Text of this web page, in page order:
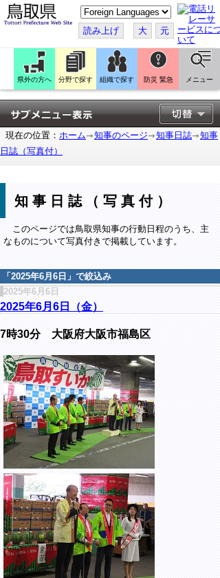
こ
の
ペ
ー
ジ
翻
訳
す
る
読み上げ 大 元
県外の方へ 分野で探す 組織で探す 防災 緊急 メニュー
現在の位置： ホーム 知事のページ 知事日誌
知事
日誌（写真付）
知事日誌（写真付）
このページでは鳥取県知事の行動日程のうち、主
なものについて写真付きで掲載しています。
「 2025年6月6日 」で絞込み
2025年6月6日
2025年6月6日（金）
7時30分 大阪府大阪市福島区